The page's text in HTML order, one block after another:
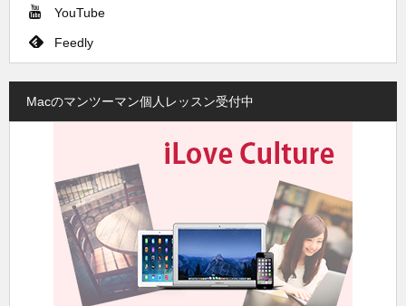
YouTube
Feedly
Macのマンツーマン個人レッスン受付中